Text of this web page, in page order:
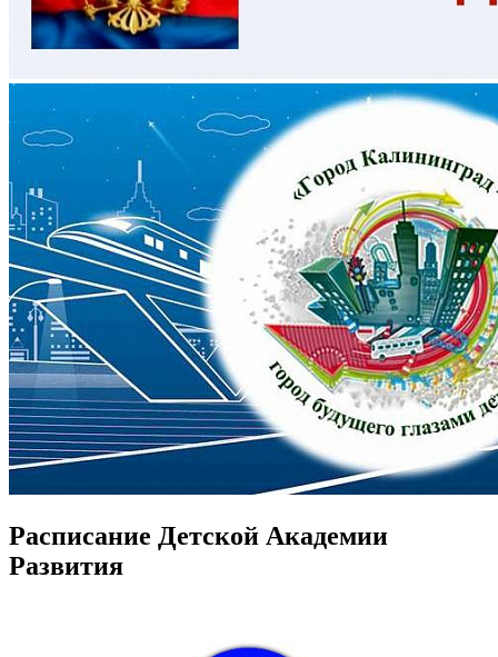
Расписание Детской Академии
Развития